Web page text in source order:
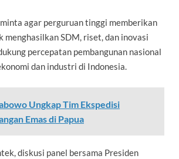
agar perguruan tinggi memberikan
menghasilkan SDM, riset, dan inovasi
percepatan pembangunan nasional
dan industri di Indonesia.
Ungkap Tim Ekspedisi
Emas di Papua
diskusi panel bersama Presiden